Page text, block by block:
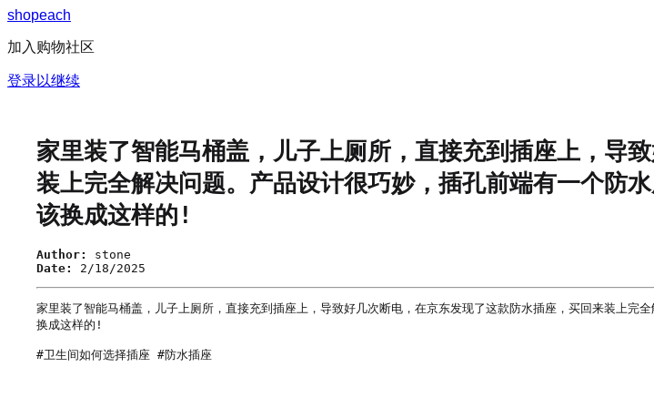
shopeach
加入购物社区
登录以继续
家里装了智能马桶盖，儿子上厕所，直接充到插座上，导
装上完全解决问题。产品设计很巧妙，插孔前端有一个防
该换成这样的!
Author:
stone
Date:
2/18/2025
家里装了智能马桶盖，儿子上厕所，直接充到插座上，导致好几次断电，在京东发现了这款防水插座，买回来装上
换成这样的!
#卫生间如何选择插座 #防水插座